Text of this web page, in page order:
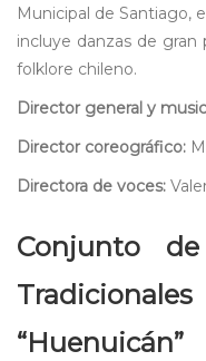
Municipal de Santiago,
incluye danzas de
folklore chileno.
Director general y
Director coreográfico:
Directora de voces:
Conjunto
“Huenuicán”